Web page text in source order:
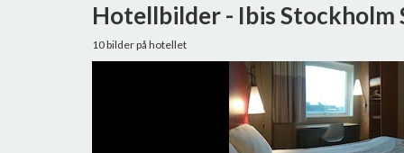
Hotellbilder - Ibis Stockholm
10 bilder på hotellet